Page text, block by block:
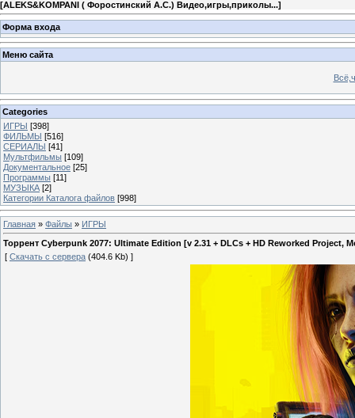
[ALEKS&KOMPANI ( Форостинский А.С.) Видео,игры,приколы...]
Форма входа
Меню сайта
Categories
ИГРЫ [398]
ФИЛЬМЫ [516]
СЕРИАЛЫ [41]
Мультфильмы [109]
Документальное [25]
Программы [11]
МУЗЫКА [2]
Категории Каталога файлов [998]
Главная » Файлы » ИГРЫ
Торрент Cyberpunk 2077: Ultimate Edition [v 2.31 + DLCs + HD Reworked Project,
[ Скачать с сервера (404.6 Kb) ]